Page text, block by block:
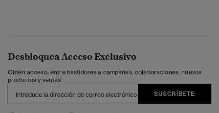
Desbloquea Acceso Exclusivo
Obtén acceso: entre bastidores a campañas, colaboraciones, nuevos
productos y ventas.
SUSCRÍBETE